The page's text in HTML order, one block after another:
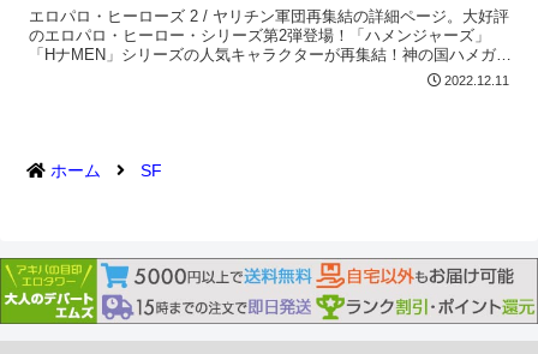
エロパロ・ヒーローズ 2 / ヤリチン軍団再集結の詳細ページ。大好評
のエロパロ・ヒーロー・シリーズ第2弾登場！「ハメンジャーズ」
「HナMEN」シリーズの人気キャラクターが再集結！神の国ハメガル
ドから恥丘の女をヤリに来たマイチン・ソー。70年を経て絶倫パワ
ドピュールも参戦した性技の乱交戦を制するのは誰だ！？
2022.12.11
ホーム SF